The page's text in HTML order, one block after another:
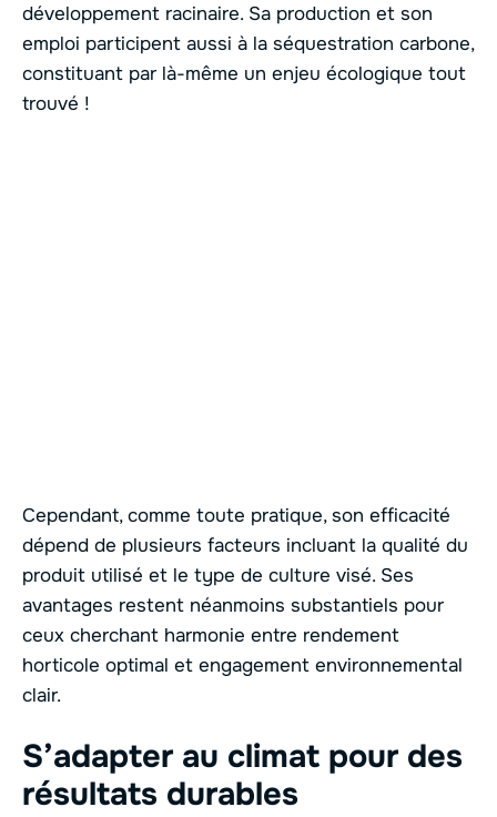
développement racinaire. Sa production et son
emploi participent aussi à la séquestration carbone,
constituant par là-même un enjeu écologique tout
trouvé !
Cependant, comme toute pratique, son efficacité
dépend de plusieurs facteurs incluant la qualité du
produit utilisé et le type de culture visé. Ses
avantages restent néanmoins substantiels pour
ceux cherchant harmonie entre rendement
horticole optimal et engagement environnemental
clair.
S’adapter au climat pour des
résultats durables